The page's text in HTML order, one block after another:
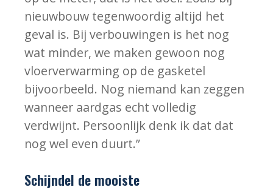
nieuwbouw tegenwoordig altijd het
geval is. Bij verbouwingen is het nog
wat minder, we maken gewoon nog
vloerverwarming op de gasketel
bijvoorbeeld. Nog niemand kan zeggen
wanneer aardgas echt volledig
verdwijnt. Persoonlijk denk ik dat dat
nog wel even duurt.”
Schijndel de mooiste